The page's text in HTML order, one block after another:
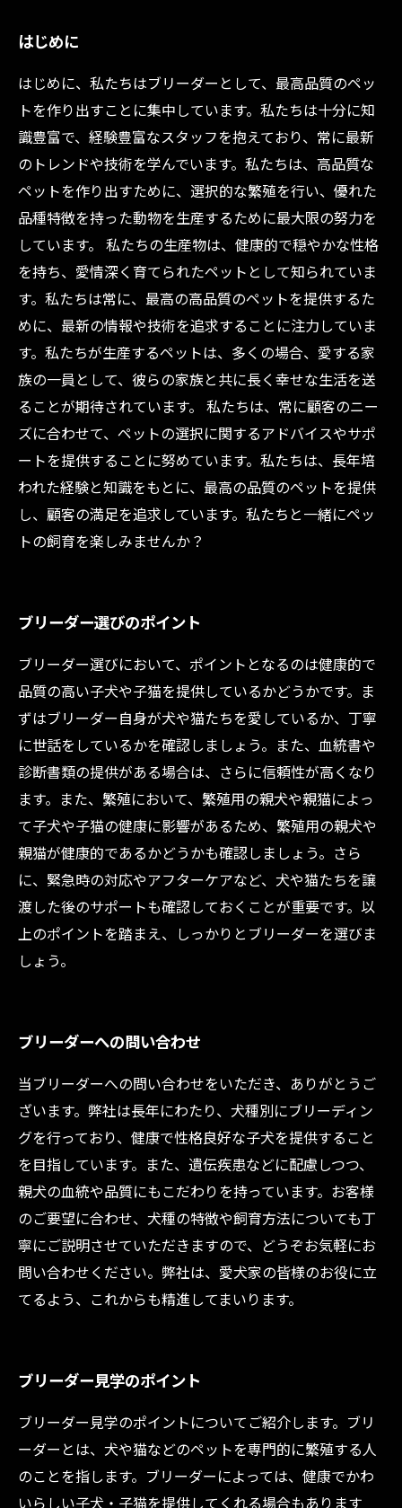
はじめに
はじめに、私たちはブリーダーとして、最高品質のペッ
トを作り出すことに集中しています。私たちは十分に知
識豊富で、経験豊富なスタッフを抱えており、常に最新
のトレンドや技術を学んでいます。私たちは、高品質な
ペットを作り出すために、選択的な繁殖を行い、優れた
品種特徴を持った動物を生産するために最大限の努力を
しています。 私たちの生産物は、健康的で穏やかな性格
を持ち、愛情深く育てられたペットとして知られていま
す。私たちは常に、最高の高品質のペットを提供するた
めに、最新の情報や技術を追求することに注力していま
す。私たちが生産するペットは、多くの場合、愛する家
族の一員として、彼らの家族と共に長く幸せな生活を送
ることが期待されています。 私たちは、常に顧客のニー
ズに合わせて、ペットの選択に関するアドバイスやサポ
ートを提供することに努めています。私たちは、長年培
われた経験と知識をもとに、最高の品質のペットを提供
し、顧客の満足を追求しています。私たちと一緒にペッ
トの飼育を楽しみませんか？
ブリーダー選びのポイント
ブリーダー選びにおいて、ポイントとなるのは健康的で
品質の高い子犬や子猫を提供しているかどうかです。ま
ずはブリーダー自身が犬や猫たちを愛しているか、丁寧
に世話をしているかを確認しましょう。また、血統書や
診断書類の提供がある場合は、さらに信頼性が高くなり
ます。また、繁殖において、繁殖用の親犬や親猫によっ
て子犬や子猫の健康に影響があるため、繁殖用の親犬や
親猫が健康的であるかどうかも確認しましょう。さら
に、緊急時の対応やアフターケアなど、犬や猫たちを譲
渡した後のサポートも確認しておくことが重要です。以
上のポイントを踏まえ、しっかりとブリーダーを選びま
しょう。
ブリーダーへの問い合わせ
当ブリーダーへの問い合わせをいただき、ありがとうご
ざいます。弊社は長年にわたり、犬種別にブリーディン
グを行っており、健康で性格良好な子犬を提供すること
を目指しています。また、遺伝疾患などに配慮しつつ、
親犬の血統や品質にもこだわりを持っています。お客様
のご要望に合わせ、犬種の特徴や飼育方法についても丁
寧にご説明させていただきますので、どうぞお気軽にお
問い合わせください。弊社は、愛犬家の皆様のお役に立
てるよう、これからも精進してまいります。
ブリーダー見学のポイント
ブリーダー見学のポイントについてご紹介します。ブリ
ーダーとは、犬や猫などのペットを専門的に繁殖する人
のことを指します。ブリーダーによっては、健康でかわ
いらしい子犬・子猫を提供してくれる場合もあります